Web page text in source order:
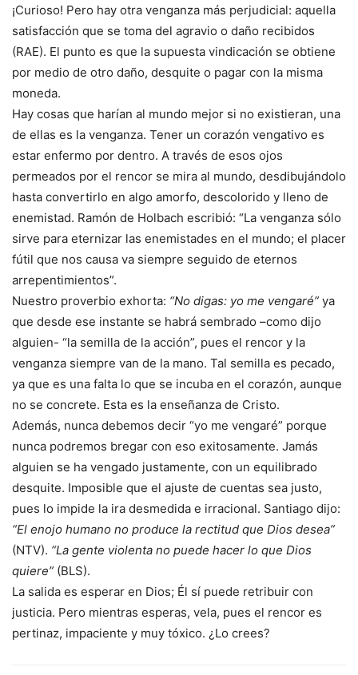
¡Curioso! Pero hay otra venganza más perjudicial: aquella
satisfacción que se toma del agravio o daño recibidos
(RAE). El punto es que la supuesta vindicación se obtiene
por medio de otro daño, desquite o pagar con la misma
moneda.
Hay cosas que harían al mundo mejor si no existieran, una
de ellas es la venganza. Tener un corazón vengativo es
estar enfermo por dentro. A través de esos ojos
permeados por el rencor se mira al mundo, desdibujándolo
hasta convertirlo en algo amorfo, descolorido y lleno de
enemistad. Ramón de Holbach escribió: “La venganza sólo
sirve para eternizar las enemistades en el mundo; el placer
fútil que nos causa va siempre seguido de eternos
arrepentimientos”.
Nuestro proverbio exhorta: “No digas: yo me vengaré” ya
que desde ese instante se habrá sembrado –como dijo
alguien- “la semilla de la acción”, pues el rencor y la
venganza siempre van de la mano. Tal semilla es pecado,
ya que es una falta lo que se incuba en el corazón, aunque
no se concrete. Esta es la enseñanza de Cristo.
Además, nunca debemos decir “yo me vengaré” porque
nunca podremos bregar con eso exitosamente. Jamás
alguien se ha vengado justamente, con un equilibrado
desquite. Imposible que el ajuste de cuentas sea justo,
pues lo impide la ira desmedida e irracional. Santiago dijo:
“El enojo humano no produce la rectitud que Dios desea”
(NTV). “La gente violenta no puede hacer lo que Dios
quiere” (BLS).
La salida es esperar en Dios; Él sí puede retribuir con
justicia. Pero mientras esperas, vela, pues el rencor es
pertinaz, impaciente y muy tóxico. ¿Lo crees?